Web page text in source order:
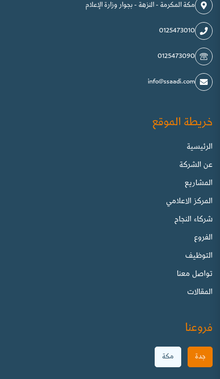
مكة المكرمة - النزهة - بجوار وزارة الإعلام
0125473010
0125473090
info@ssaadi.com
خريطة الموقع
الرئيسية
عن الشركة
المشاريع
المركز الاعلامي
شركاء النجاح
الفروع
التوظيف
تواصل معنا
المقالات
فروعنا
جدة مكة